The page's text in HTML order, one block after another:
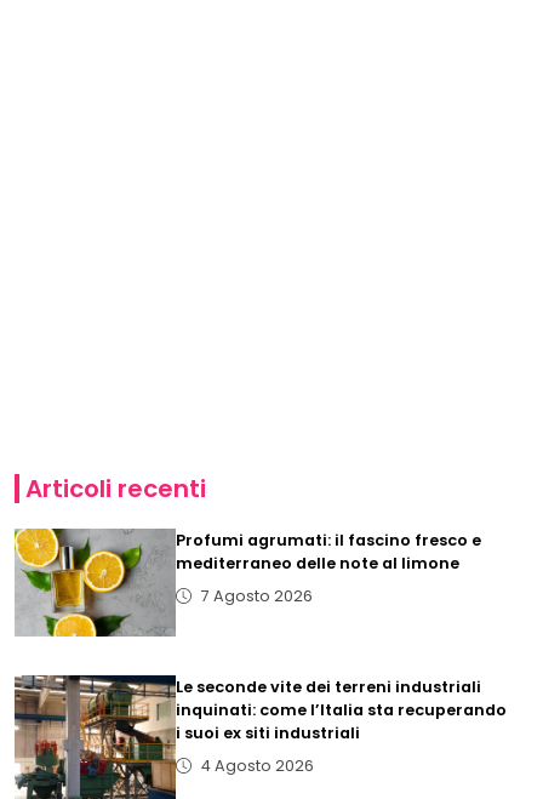
Articoli recenti
Profumi agrumati: il fascino fresco e
mediterraneo delle note al limone
7 Agosto 2026
Le seconde vite dei terreni industriali
inquinati: come l’Italia sta recuperando
i suoi ex siti industriali
4 Agosto 2026